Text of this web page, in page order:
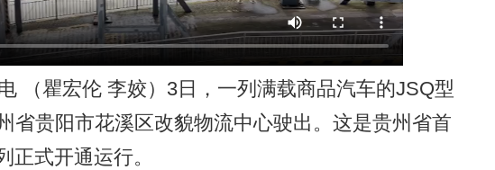
瞿宏伦 李姣）3日，一列满载商品汽车的JSQ型
省贵阳市花溪区改貌物流中心驶出。这是贵州省首
正式开通运行。